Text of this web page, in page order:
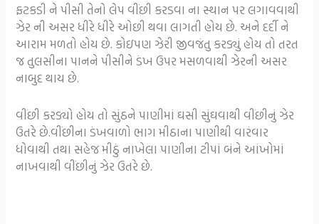
ફટકડી ને પીસી તેનો લેપ વીંછી કરડવા ના સ્થાન પર લગાવવાથી
ઝેર ની અસર ધીરે ધીરે ઓછી થવા લાગતી હોય છે. અને દર્દી ને
આરામ મળતો હોય છે. કોઇપણ ઝેરી જીવજંતુ કરડ્યું હોય તો તરત
જ તુલસીના પાનને પીસીને ડંખ ઉપર મસળવાથી ઝેરની અસર
નાબુદ થાય છે.
વીંછી કરડ્યો હોય તો સુંઠને પાણીમાં ઘસી સુંઘવાથી વીંછીનું ઝેર
ઉતરે છે.વીંછીના ડંખવાળો ભાગ મીઠાના પાણીથી વારંવાર
ધોવાથી તથા સહેજ મીઠું નાખેલા પાણીના ટીપાં બંને આંખોમાં
નાખવાથી વીંછીનું ઝેર ઉતરે છે.